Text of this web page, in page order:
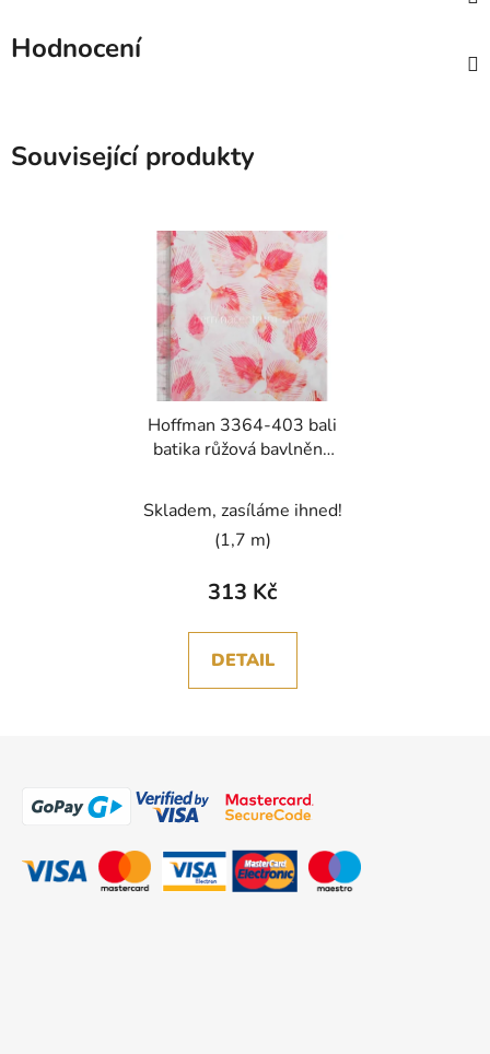
Hodnocení
Související produkty
Hoffman 3364-403 bali
batika růžová bavlněná
Skladem, zasíláme ihned!
(1,7 m)
313 Kč
DETAIL